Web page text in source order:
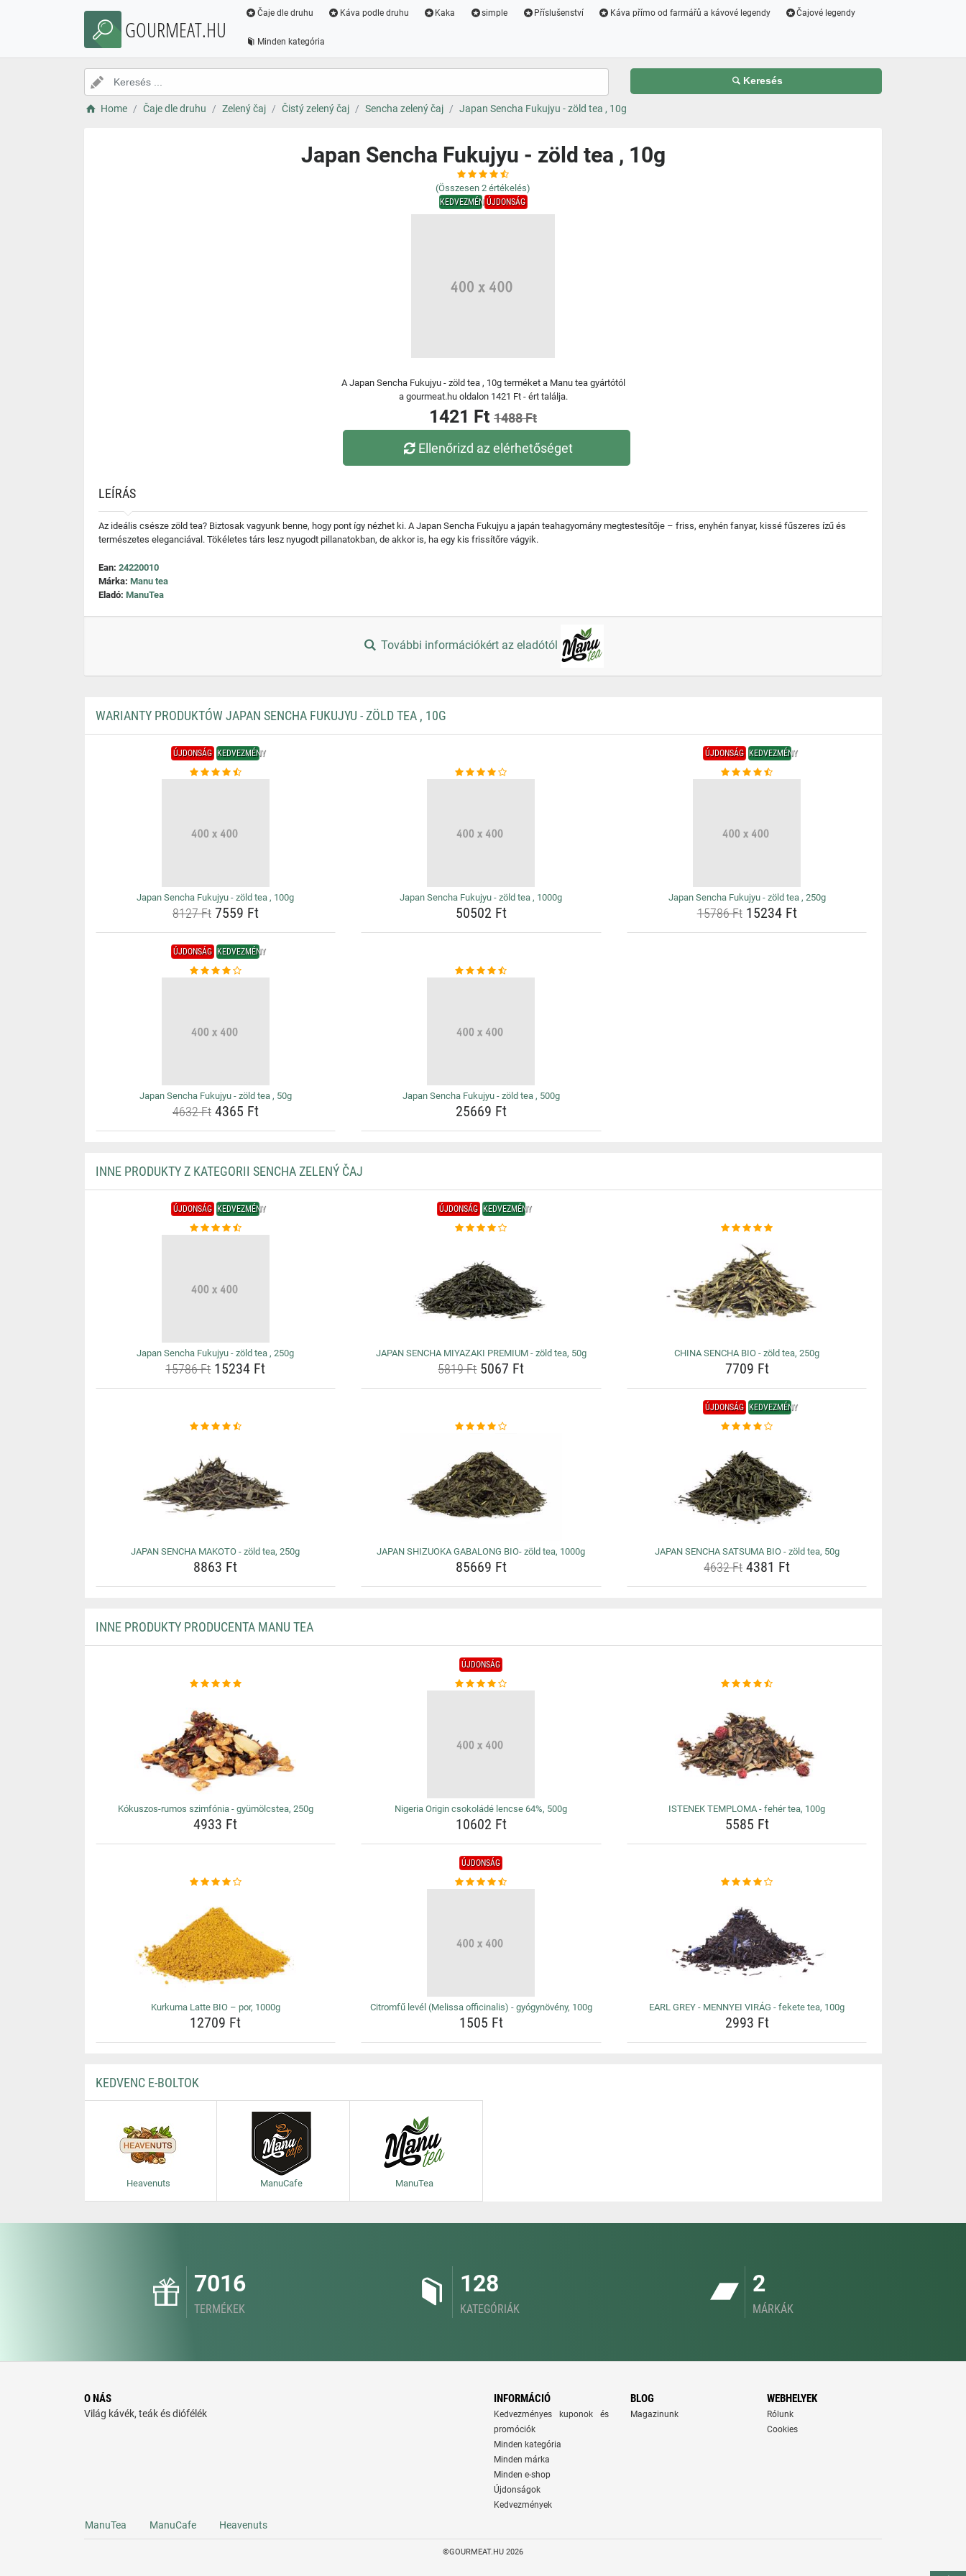
GOURMEAT.HU
Čaje dle druhu Káva podle druhu Kaka simple Příslušenství Káva přímo od farmářů a kávové legendy Čajové legendy
Minden kategória
Keresés
Home Čaje dle druhu Zelený čaj Čistý zelený čaj Sencha zelený čaj Japan Sencha Fukujyu - zöld tea , 10g
Japan Sencha Fukujyu - zöld tea , 10g
(Összesen 2 értékelés)
KEDVEZMÉNYÚJDONSÁG
A Japan Sencha Fukujyu - zöld tea , 10g terméket a Manu tea gyártótól
a gourmeat.hu oldalon 1421 Ft - ért találja.
1421 Ft 1488 Ft
Ellenőrizd az elérhetőséget
LEÍRÁS
Az ideális csésze zöld tea? Biztosak vagyunk benne, hogy pont így nézhet ki. A Japan Sencha Fukujyu a japán teahagyomány megtestesítője – friss, enyhén fanyar, kissé fűszeres ízű és
természetes eleganciával. Tökéletes társ lesz nyugodt pillanatokban, de akkor is, ha egy kis frissítőre vágyik.
Ean: 24220010
Márka: Manu tea
Eladó: ManuTea
További információkért az eladótól
WARIANTY PRODUKTÓW JAPAN SENCHA FUKUJYU - ZÖLD TEA , 10G
ÚJDONSÁG KEDVEZMÉNY
Japan Sencha Fukujyu - zöld tea , 100g
8127 Ft7559 Ft
Japan Sencha Fukujyu - zöld tea , 1000g
50502 Ft
ÚJDONSÁG KEDVEZMÉNY
Japan Sencha Fukujyu - zöld tea , 250g
15786 Ft15234 Ft
ÚJDONSÁG KEDVEZMÉNY
Japan Sencha Fukujyu - zöld tea , 50g
4632 Ft4365 Ft
Japan Sencha Fukujyu - zöld tea , 500g
25669 Ft
INNE PRODUKTY Z KATEGORII SENCHA ZELENÝ ČAJ
ÚJDONSÁG KEDVEZMÉNY
Japan Sencha Fukujyu - zöld tea , 250g
15786 Ft15234 Ft
ÚJDONSÁG KEDVEZMÉNY
JAPAN SENCHA MIYAZAKI PREMIUM - zöld tea, 50g
5819 Ft5067 Ft
CHINA SENCHA BIO - zöld tea, 250g
7709 Ft
JAPAN SENCHA MAKOTO - zöld tea, 250g
8863 Ft
JAPAN SHIZUOKA GABALONG BIO- zöld tea, 1000g
85669 Ft
ÚJDONSÁG KEDVEZMÉNY
JAPAN SENCHA SATSUMA BIO - zöld tea, 50g
4632 Ft 4381 Ft
INNE PRODUKTY PRODUCENTA MANU TEA
Kókuszos-rumos szimfónia - gyümölcstea, 250g
4933 Ft
ÚJDONSÁG
Nigeria Origin csokoládé lencse 64%, 500g
10602 Ft
ISTENEK TEMPLOMA - fehér tea, 100g
5585 Ft
Kurkuma Latte BIO – por, 1000g
12709 Ft
ÚJDONSÁG
Citromfű levél (Melissa officinalis) - gyógynövény, 100g
1505 Ft
EARL GREY - MENNYEI VIRÁG - fekete tea, 100g
2993 Ft
KEDVENC E-BOLTOK
Heavenuts ManuCafe ManuTea
7016
TERMÉKEK
128
KATEGÓRIÁK
2
MÁRKÁK
O NÁS
Világ kávék, teák és diófélék
INFORMÁCIÓ
Kedvezményes kuponok és
promóciók
Minden kategória
Minden márka
Minden e-shop
Újdonságok
Kedvezmények
BLOG
Magazinunk
WEBHELYEK
Rólunk
Cookies
ManuTea ManuCafe Heavenuts
©GOURMEAT.HU 2026